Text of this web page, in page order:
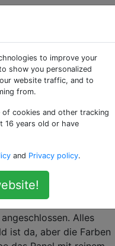
auf
mit
ITX
habe ich ein 15,6-Zoll-
es an den LVDS-Header
Alles
ist da, aber die Farben
to improve your
show you personalized
website traffic, and to
from.
cookies and other tracking
16 years old or have
and Privacy policy.